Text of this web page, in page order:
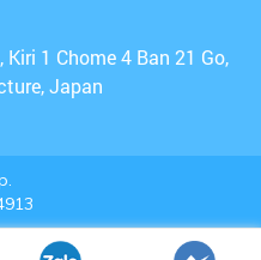
1 Chome 4 Ban 21 Go,
Japan